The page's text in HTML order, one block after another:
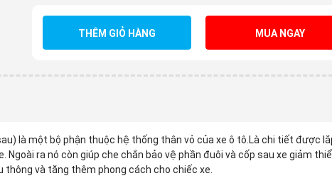
THÊM GIỎ HÀNG MUA NGAY
là một bộ phận thuộc hệ thống thân vỏ của xe ô tô.Là chi tiết được
ra nó còn giúp che chắn bảo vệ phần đuôi và cốp sau xe giảm
và tăng thêm phong cách cho chiếc xe.